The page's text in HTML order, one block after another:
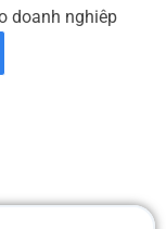
doanh nghiêp